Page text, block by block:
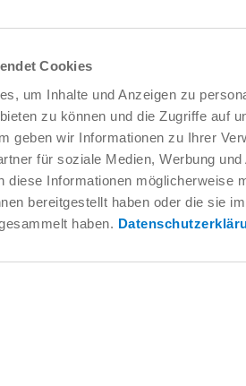
Cookies
um Inhalte und Anzeigen zu
zu können und die Zugriffe auf
geben wir Informationen zu Ihrer
für soziale Medien, Werbung
diese Informationen möglicherweise
bereitgestellt haben oder die sie
haben.